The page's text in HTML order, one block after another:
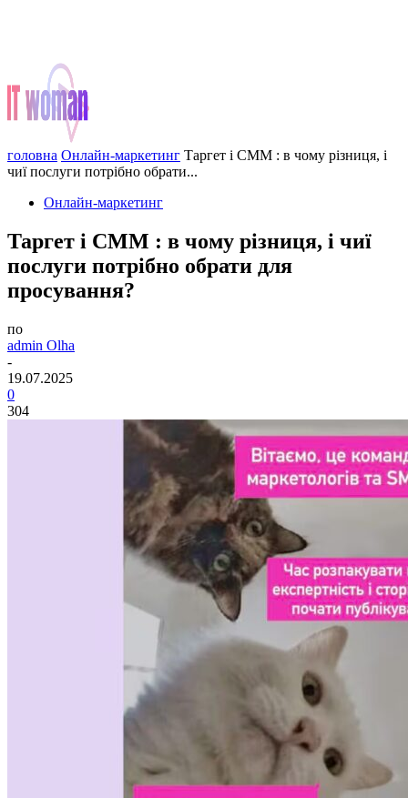
головна Онлайн-маркетинг Таргет і СММ : в чому різниця, і
чиї послуги потрібно обрати...
Онлайн-маркетинг
Таргет і СММ : в чому різниця, і чиї
послуги потрібно обрати для
просування?
по
admin Olha
-
19.07.2025
0
304